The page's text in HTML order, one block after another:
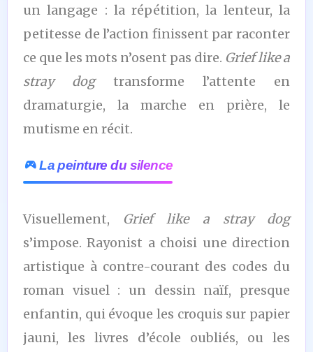
un langage : la répétition, la lenteur, la
petitesse de l’action finissent par raconter
ce que les mots n’osent pas dire. Grief like a
stray dogtransforme l’attente en
dramaturgie, la marche en prière, le
mutisme en récit.
La peinture du silence
Visuellement, Grief like a stray dog
s’impose. Rayonist a choisi une direction
artistique à contre-courant des codes du
roman visuel : un dessin naïf, presque
enfantin, qui évoque les croquis sur papier
jauni, les livres d’école oubliés, ou les